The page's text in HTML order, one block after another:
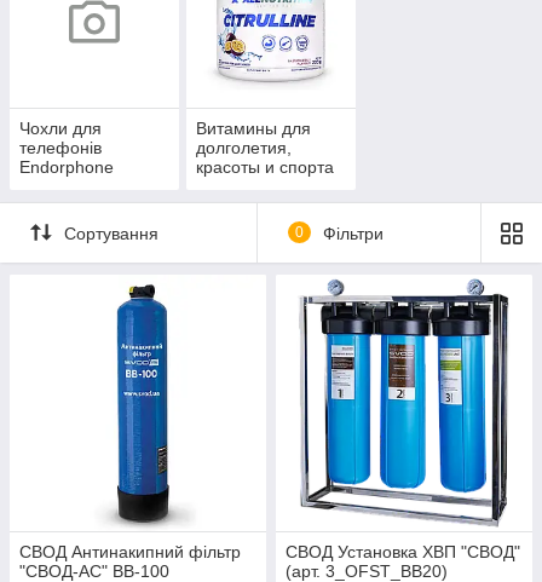
Чохли для
телефонів
Endorphone
Витамины для
долголетия,
красоты и спорта
Сортування 0 Фільтри
СВОД Антинакипний фільтр
"СВОД-АС" BB-100
СВОД Установка ХВП "СВОД"
(арт. 3_OFST_BB20)